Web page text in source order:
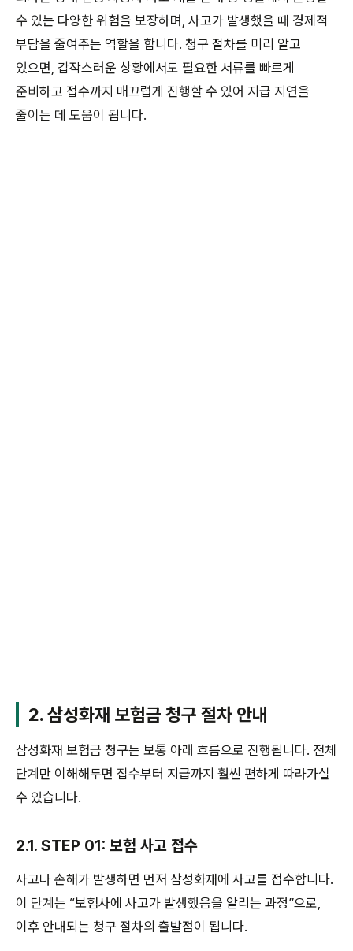
수 있는 다양한 위험을 보장하며, 사고가 발생했을 때 경제적
부담을 줄여주는 역할을 합니다. 청구 절차를 미리 알고
있으면, 갑작스러운 상황에서도 필요한 서류를 빠르게
준비하고 접수까지 매끄럽게 진행할 수 있어 지급 지연을
줄이는 데 도움이 됩니다.
2. 삼성화재 보험금 청구 절차 안내
삼성화재 보험금 청구는 보통 아래 흐름으로 진행됩니다. 전체
단계만 이해해두면 접수부터 지급까지 훨씬 편하게 따라가실
수 있습니다.
2.1. STEP 01: 보험 사고 접수
사고나 손해가 발생하면 먼저 삼성화재에 사고를 접수합니다.
이 단계는 “보험사에 사고가 발생했음을 알리는 과정”으로,
이후 안내되는 청구 절차의 출발점이 됩니다.